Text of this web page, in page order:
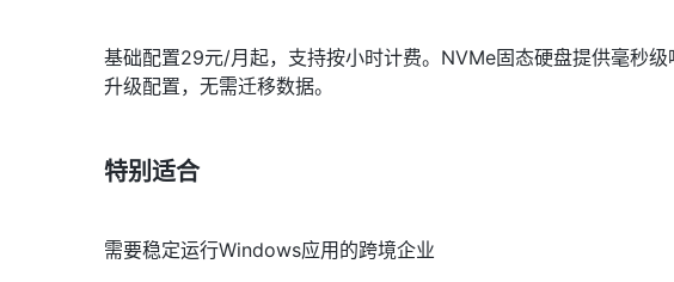
基础配置29元/月起，支持按小时计费。NVMe固态硬盘提供毫秒
升级配置，无需迁移数据。
特别适合
需要稳定运行Windows应用的跨境企业